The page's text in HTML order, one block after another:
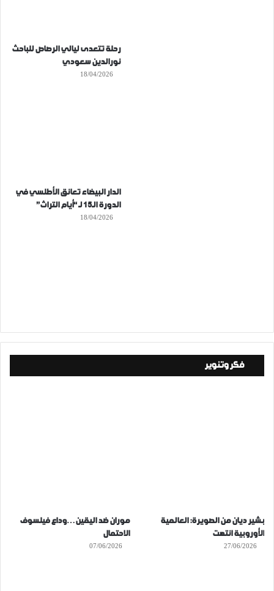
رحلة تتعدى ليالي الرصاص للباحث
نورالدين سعودي
18/04/2026
الدار البيضاء تعانق الأطلسي في
الدورة الـ15 لـ “أيام التراث”
18/04/2026
فكر وتنوير
بشير ديان من الصويرة: العالمية
الأوروبية انتهت
27/06/2026
موران ضد اليقين…وداع فيلسوف
الاحتمال
07/06/2026